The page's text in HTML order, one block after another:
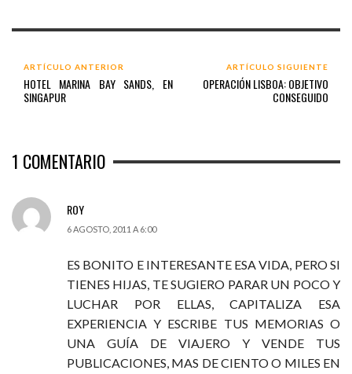
ARTÍCULO ANTERIOR
HOTEL MARINA BAY SANDS, EN
SINGAPUR
ARTÍCULO SIGUIENTE
OPERACIÓN LISBOA: OBJETIVO
CONSEGUIDO
1 COMENTARIO
ROY
6 AGOSTO, 2011 A 6:00
ES BONITO E INTERESANTE ESA VIDA, PERO SI
TIENES HIJAS, TE SUGIERO PARAR UN POCO Y
LUCHAR POR ELLAS, CAPITALIZA ESA
EXPERIENCIA Y ESCRIBE TUS MEMORIAS O
UNA GUÍA DE VIAJERO Y VENDE TUS
PUBLICACIONES, MAS DE CIENTO O MILES EN